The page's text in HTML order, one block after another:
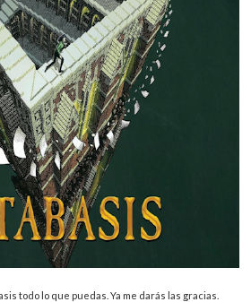
todo lo que puedas. Ya me darás las gracias.